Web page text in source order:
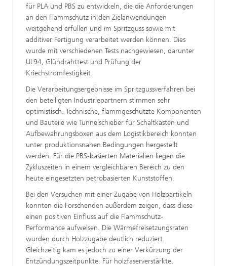
für PLA und PBS zu entwickeln, die die Anforderungen
an den Flammschutz in den Zielanwendungen
weitgehend erfüllen und im Spritzguss sowie mit
additiver Fertigung verarbeitet werden können. Dies
wurde mit verschiedenen Tests nachgewiesen, darunter
UL94, Glühdrahttest und Prüfung der
Kriechstromfestigkeit.
Die Verarbeitungsergebnisse im Spritzgussverfahren bei
den beteiligten Industriepartnern stimmen sehr
optimistisch. Technische, flammgeschützte Komponenten
und Bauteile wie Tunnelschieber für Schaltkästen und
Aufbewahrungsboxen aus dem Logistikbereich konnten
unter produktionsnahen Bedingungen hergestellt
werden. Für die PBS-basierten Materialien liegen die
Zykluszeiten in einem vergleichbaren Bereich zu den
heute eingesetzten petrobasierten Kunststoffen.
Bei den Versuchen mit einer Zugabe von Holzpartikeln
konnten die Forschenden außerdem zeigen, dass diese
einen positiven Einfluss auf die Flammschutz-
Performance aufweisen. Die Wärmefreisetzungsraten
wurden durch Holzzugabe deutlich reduziert.
Gleichzeitig kam es jedoch zu einer Verkürzung der
Entzündungszeitpunkte. Für holzfaserverstärkte,